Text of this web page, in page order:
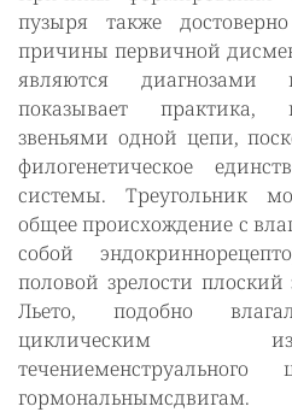
пузыря также
причины первичной
являются
показывает практика,
звеньями одной цепи,
филогенетическое
системы. Треугольник
общее происхождение с
собой
половой зрелости плоский
Льето, подобно
циклическим
течениеменструального
гормональнымсдвигам.